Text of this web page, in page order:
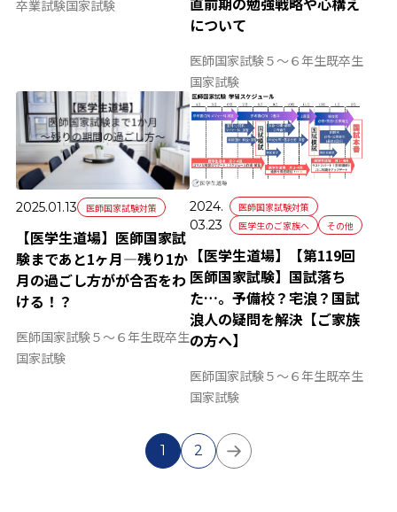
卒業試験国家試験
について
医師国家試験５～６年生既卒生
国家試験
2025.01.13 医師国家試験対策
【医学生道場】医師国家試
験まであと1ヶ月—残り1か
月の過ごし方がが合否をわ
ける！？
医師国家試験５～６年生既卒生
国家試験
2024.
03.23
医師国家試験対策
医学生のご家族へ
その他
【医学生道場】【第119回
医師国家試験】国試落ち
た…。予備校？宅浪？国試
浪人の疑問を解決【ご家族
の方へ】
医師国家試験５～６年生既卒生
国家試験
ペ
ー
1 2